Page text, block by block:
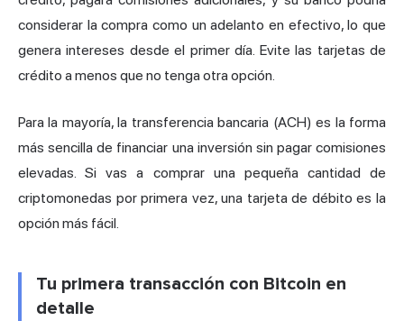
considerar la compra como un adelanto en efectivo, lo que
genera intereses desde el primer día. Evite las tarjetas de
crédito a menos que no tenga otra opción.
Para la mayoría, la transferencia bancaria (ACH) es la forma
más sencilla de financiar una inversión sin pagar comisiones
elevadas. Si vas a comprar una pequeña cantidad de
criptomonedas por primera vez, una tarjeta de débito es la
opción más fácil.
Tu primera transacción con Bitcoin en
detalle